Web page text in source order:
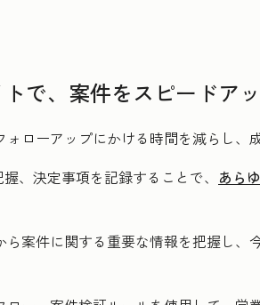
で、案件をスピードア
ローアップにかける時間を減らし、
、決定事項を記録することで、 あら
ら案件に関する重要な情報を把握し、